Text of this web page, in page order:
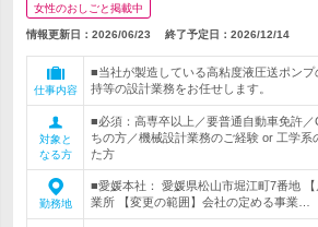
女性のおしごと掲載中
情報更新日：2026/06/23 終了予定日： 2026/12/14
仕事内容
■当社が製造している高粘度液圧送ポン
持等の設計業務をお任せします。
対象と
なる方
■必須：高専卒以上／要普通自動車免許
ちの方／機械設計業務のご経験 or 工学系
た方
勤務地
■愛媛本社： 愛媛県松山市堀江町7番地
業所 【変更の範囲】会社の定める事業…